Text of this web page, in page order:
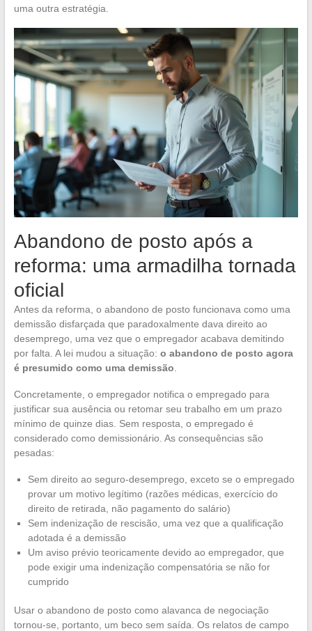
uma outra estratégia.
Abandono de posto após a
reforma: uma armadilha tornada
oficial
Antes da reforma, o abandono de posto funcionava como uma
demissão disfarçada que paradoxalmente dava direito ao
desemprego, uma vez que o empregador acabava demitindo
por falta. A lei mudou a situação: o abandono de posto agora
é presumido como uma demissão
Concretamente, o empregador notifica o empregado para
justificar sua ausência ou retomar seu trabalho em um prazo
mínimo de quinze dias. Sem resposta, o empregado é
considerado como demissionário. As consequências são
pesadas:
Sem direito ao seguro-desemprego, exceto se o empregado
provar um motivo legítimo (razões médicas, exercício do
direito de retirada, não pagamento do salário)
Sem indenização de rescisão, uma vez que a qualificação
adotada é a demissão
Um aviso prévio teoricamente devido ao empregador, que
pode exigir uma indenização compensatória se não for
cumprido
Usar o abandono de posto como alavanca de negociação
tornou-se, portanto, um beco sem saída. Os relatos de campo